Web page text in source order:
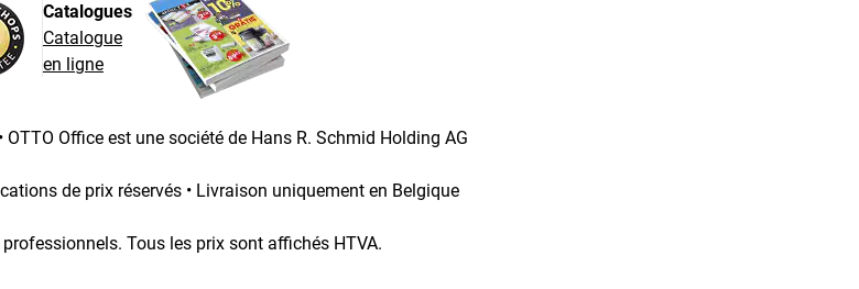
Catalogues
Catalogue
en ligne
Office est une société de Hans R. Schmid Holding AG
de prix réservés • Livraison uniquement en Belgique
Tous les prix sont affichés HTVA.